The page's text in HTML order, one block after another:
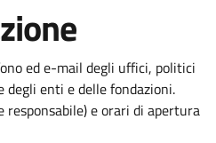
ed e-mail degli uffici, politici
enti e delle fondazioni.
responsabile) e orari di apertura